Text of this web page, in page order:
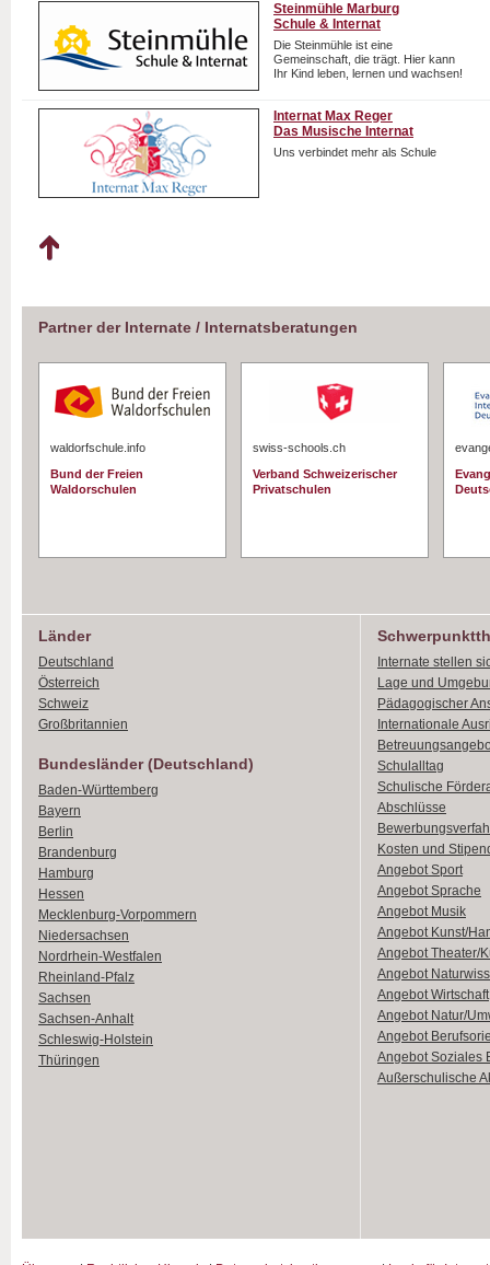
Steinmühle Marburg
Schule & Internat
Die Steinmühle ist eine
Gemeinschaft, die trägt. Hier kann
Ihr Kind leben, lernen und wachsen!
Internat Max Reger
Das Musische Internat
Uns verbindet mehr als Schule
Partner der Internate / Internatsberatungen
waldorfschule.info
Bund der Freien
Waldorschulen
swiss-schools.ch
Verband Schweizerischer
Privatschulen
Länder
Deutschland
Österreich
Schweiz
Großbritannien
Bundesländer (Deutschland)
Baden-Württemberg
Bayern
Berlin
Brandenburg
Hamburg
Hessen
Mecklenburg-Vorpommern
Niedersachsen
Nordrhein-Westfalen
Rheinland-Pfalz
Sachsen
Sachsen-Anhalt
Schleswig-Holstein
Thüringen
Internate stellen
Lage und
Pädagogischer
Internationale
Schulalltag
Schulische
Abschlüsse
Kosten und
Angebot Sport
Angebot Sprache
Angebot Musik
Angebot Kunst/
Angebot Theater/
Angebot
Angebot Wirtschaft
Angebot Natur/
Angebot
Angebot Soziales
Außerschulische